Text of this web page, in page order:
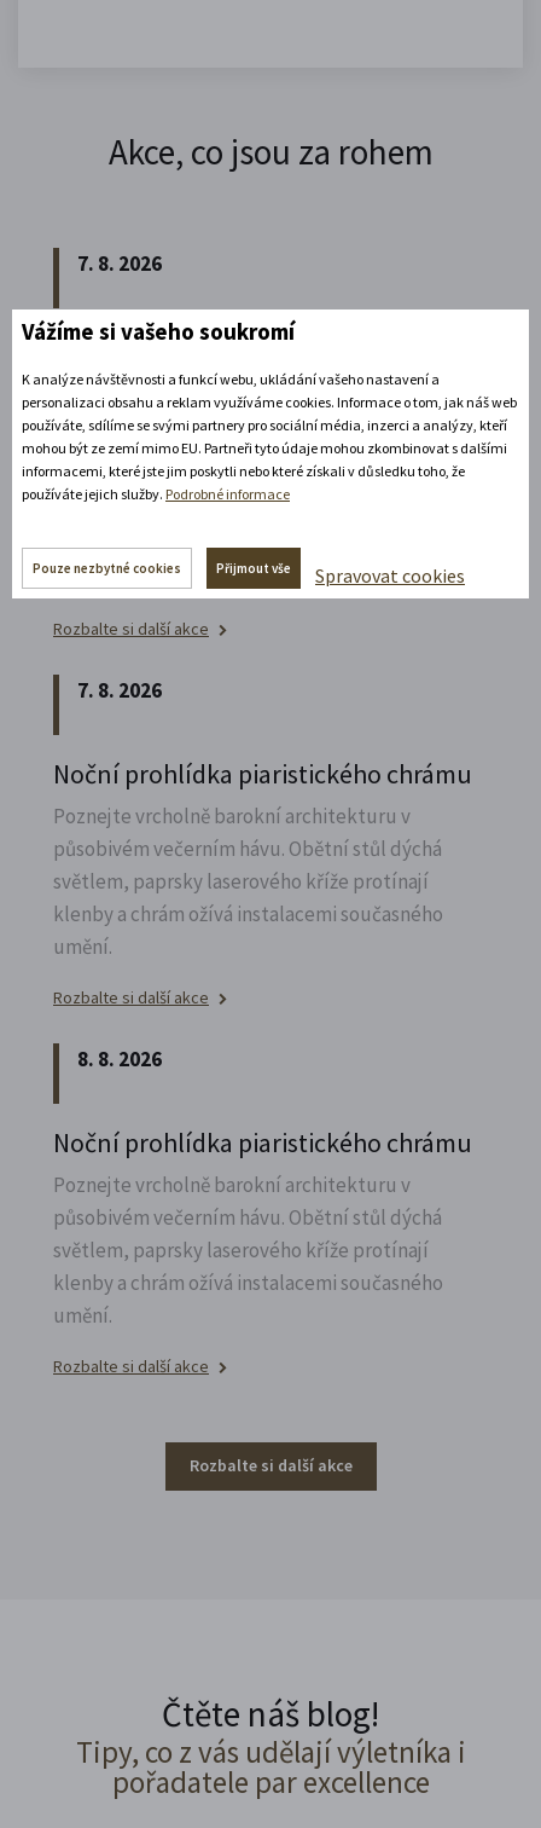
Akce, co jsou za rohem
7. 8. 2026
Speciální prohlídka chrámu s
Ludmilou Marešovou
Kesselgruberovou
Vydejte se na komentovanou prohlídku
piaristického chrámu Nalezení sv.Kříže s
poznejte jeho interiéry i bohatou sochařskou
výzdobu z trochu jiné perspektivy.
Rozbalte si další akce
7. 8. 2026
Noční prohlídka piaristického chrámu
Poznejte vrcholně barokní architekturu v
působivém večerním hávu. Obětní stůl dýchá
světlem, paprsky laserového kříže protínají
klenby a chrám ožívá instalacemi současného
umění.
Rozbalte si další akce
8. 8. 2026
Noční prohlídka piaristického chrámu
Poznejte vrcholně barokní architekturu v
působivém večerním hávu. Obětní stůl dýchá
světlem, paprsky laserového kříže protínají
klenby a chrám ožívá instalacemi současného
umění.
Rozbalte si další akce
Rozbalte si další akce
Čtěte náš blog!
Tipy, co z vás udělají výletníka i
pořadatele par excellence
Vážíme si vašeho soukromí
K analýze návštěvnosti a funkcí webu, ukládání vašeho nastavení a
personalizaci obsahu a reklam využíváme cookies. Informace o tom, jak náš web
používáte, sdílíme se svými partnery pro sociální média, inzerci a analýzy, kteří
mohou být ze zemí mimo EU. Partneři tyto údaje mohou zkombinovat s dalšími
informacemi, které jste jim poskytli nebo které získali v důsledku toho, že
používáte jejich služby. Podrobné informace
Pouze nezbytné cookies Přijmout vše Spravovat cookies